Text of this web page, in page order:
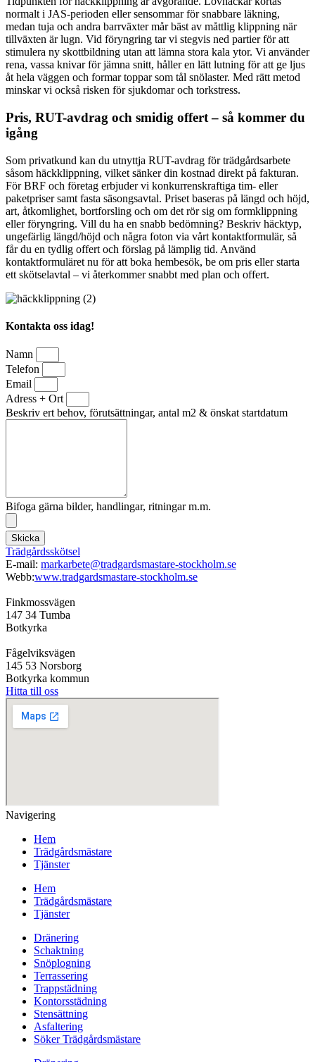
normalt i JAS-perioden eller sensommar för snabbare läkning,
medan tuja och andra barrväxter mår bäst av måttlig klippning när
tillväxten är lugn. Vid föryngring tar vi stegvis ned partier för att
stimulera ny skottbildning utan att lämna stora kala ytor. Vi använder
rena, vassa knivar för jämna snitt, håller en lätt lutning för att ge ljus
åt hela väggen och formar toppar som tål snölaster. Med rätt metod
minskar vi också risken för sjukdomar och torkstress.
Pris, RUT-avdrag och smidig offert – så kommer du
igång
Som privatkund kan du utnyttja RUT-avdrag för trädgårdsarbete
såsom häckklippning, vilket sänker din kostnad direkt på fakturan.
För BRF och företag erbjuder vi konkurrenskraftiga tim- eller
paketpriser samt fasta säsongsavtal. Priset baseras på längd och höjd,
art, åtkomlighet, bortforsling och om det rör sig om formklippning
eller föryngring. Vill du ha en snabb bedömning? Beskriv häcktyp,
ungefärlig längd/höjd och några foton via vårt kontaktformulär, så
får du en tydlig offert och förslag på lämplig tid. Använd
kontaktformuläret nu för att boka hembesök, be om pris eller starta
ett skötselavtal – vi återkommer snabbt med plan och offert.
Kontakta oss idag!
Namn
Telefon
Email
Adress + Ort
Beskriv ert behov, förutsättningar, antal m2 & önskat startdatum
Bifoga gärna bilder, handlingar, ritningar m.m.
Skicka
Trädgårdsskötsel
E-mail: markarbete@tradgardsmastare-stockholm.se
Webb:www.tradgardsmastare-stockholm.se
Finkmossvägen
147 34 Tumba
Botkyrka
Fågelviksvägen
145 53 Norsborg
Botkyrka kommun
Hitta till oss
Navigering
Hem
Trädgårdsmästare
Tjänster
Hem
Trädgårdsmästare
Tjänster
Dränering
Schaktning
Snöplogning
Terrassering
Trappstädning
Kontorsstädning
Stensättning
Asfaltering
Söker Trädgårdsmästare